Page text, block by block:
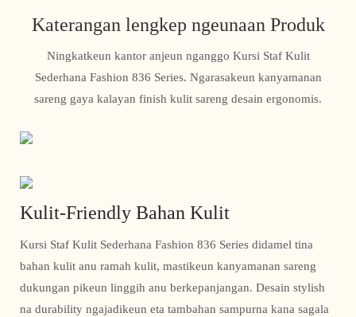
Katerangan lengkep ngeunaan Produk
Ningkatkeun kantor anjeun nganggo Kursi Staf Kulit
Sederhana Fashion 836 Series. Ngarasakeun kanyamanan
sareng gaya kalayan finish kulit sareng desain ergonomis.
Kulit-Friendly Bahan Kulit
Kursi Staf Kulit Sederhana Fashion 836 Series didamel tina
bahan kulit anu ramah kulit, mastikeun kanyamanan sareng
dukungan pikeun linggih anu berkepanjangan. Desain stylish
na durability ngajadikeun eta tambahan sampurna kana sagala